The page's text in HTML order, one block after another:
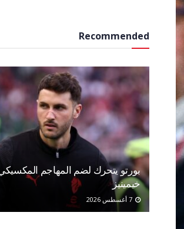
Recommended
بورتو يتحرك لضم المهاجم
خيمينيز